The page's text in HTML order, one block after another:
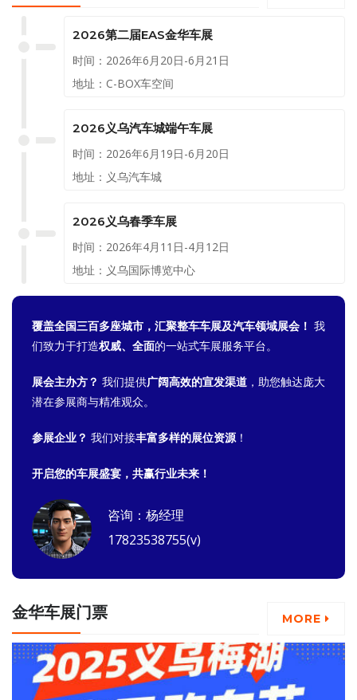
2026第二届EAS金华车展
时间：2026年6月20日-6月21日
地址：C-BOX车空间
2026义乌汽车城端午车展
时间：2026年6月19日-6月20日
地址：义乌汽车城
2026义乌春季车展
时间：2026年4月11日-4月12日
地址：义乌国际博览中心
覆盖全国三百多座城市，汇聚整车车展及汽车领域展会！ 我
们致力于打造权威、全面的一站式车展服务平台。
展会主办方？ 我们提供广阔高效的宣发渠道 ，助您触达庞大
潜在参展商与精准观众。
参展企业？ 我们对接丰富多样的展位资源 ！
开启您的车展盛宴，共赢行业未来！
咨询：杨经理
17823538755(v)
金华车展门票 MORE